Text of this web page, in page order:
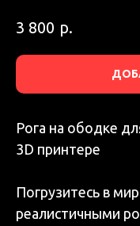
3 800 р.
Рога на ободке
3D принтере
Погрузитесь в
реалистичными